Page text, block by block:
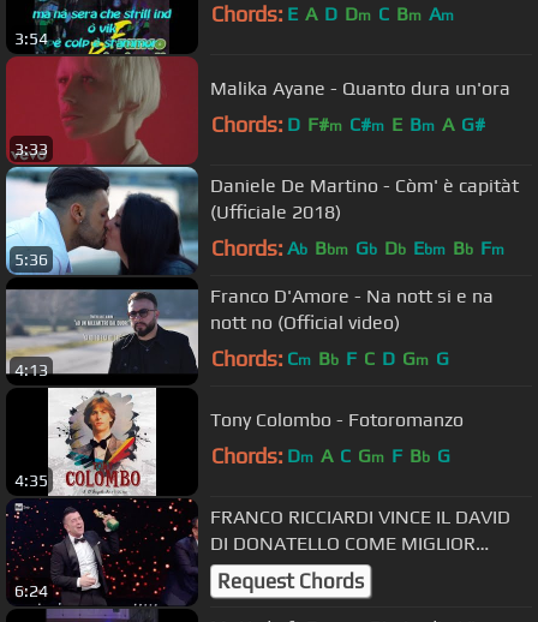
3:54
Chords: E A D Dm C Bm Am
3:33
Malika Ayane - Quanto dura un'ora
Chords: D F#m C#m E Bm A G#
5:36
Daniele De Martino - Còm' è capitàt
(Ufficiale 2018)
Chords: Ab Bbm Gb Db Ebm Bb Fm
4:13
Franco D'Amore - Na nott si e na
nott no (Official video)
Chords: Cm Bb F C D Gm G
4:35
Tony Colombo - Fotoromanzo
Chords: Dm A C Gm F Bb G
6:24
FRANCO RICCIARDI VINCE IL DAVID
DI DONATELLO COME MIGLIOR
CANZONE 21/03/18
Request Chords